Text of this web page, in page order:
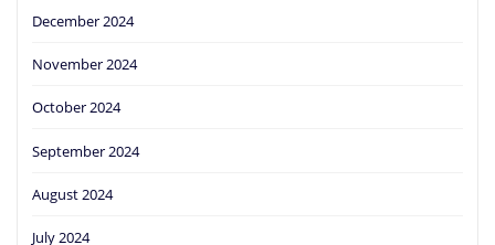
December 2024
November 2024
October 2024
September 2024
August 2024
July 2024